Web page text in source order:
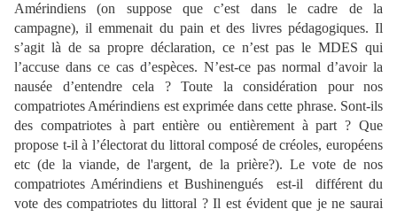
Amérindiens (on suppose que c’est dans le cadre de la
campagne), il emmenait du pain et des livres pédagogiques. Il
s’agit là de sa propre déclaration, ce n’est pas le MDES qui
l’accuse dans ce cas d’espèces. N’est-ce pas normal d’avoir la
nausée d’entendre cela ? Toute la considération pour nos
compatriotes Amérindiens est exprimée dans cette phrase. Sont-ils
des compatriotes à part entière ou entièrement à part ? Que
propose t-il à l’électorat du littoral composé de créoles, européens
etc (de la viande, de l'argent, de la prière?). Le vote de nos
compatriotes Amérindiens et Bushinengués est-il différent du
vote des compatriotes du littoral ? Il est évident que je ne saurai